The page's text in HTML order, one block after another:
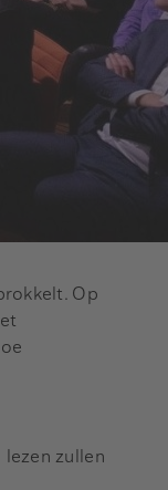
Op
zullen